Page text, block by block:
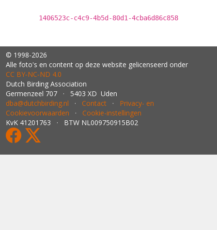
1406523c-c4c9-4b5d-80d1-4cba6d86c858
© 1998-2026
Alle foto's en content op deze website gelicenseerd onder
CC BY‑NC‑ND 4.0
Dutch Birding Association
Germenzeel 707 · 5403 XD Uden
dba@dutchbirding.nl · Contact · Privacy- en
Cookievoorwaarden · Cookie-instellingen
KvK 41201763 · BTW NL009750915B02